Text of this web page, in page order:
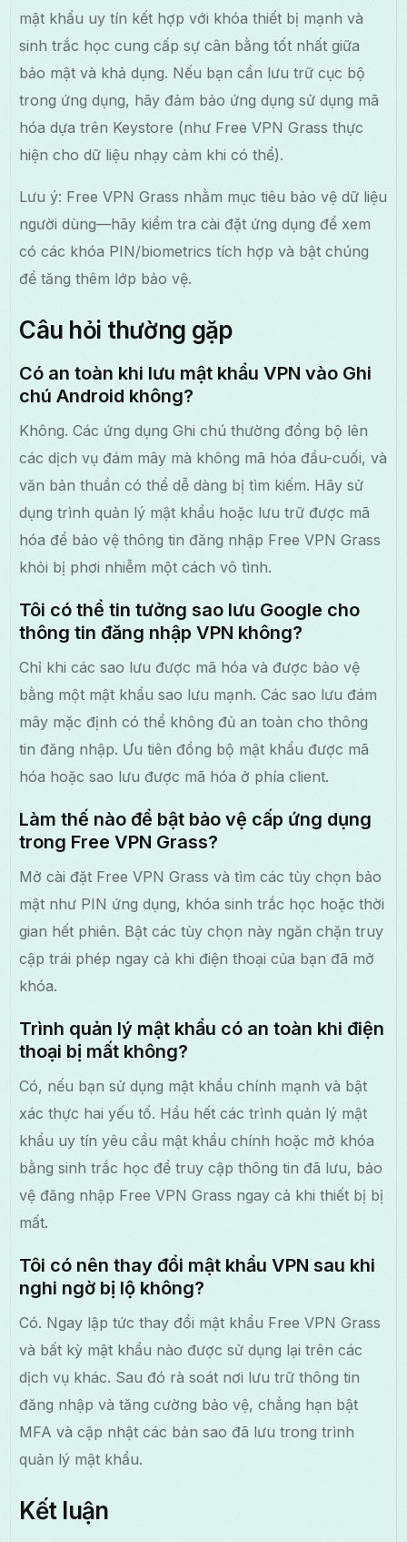
mật khẩu uy tín kết hợp với khóa thiết bị mạnh và
sinh trắc học cung cấp sự cân bằng tốt nhất giữa
bảo mật và khả dụng. Nếu bạn cần lưu trữ cục bộ
trong ứng dụng, hãy đảm bảo ứng dụng sử dụng mã
hóa dựa trên Keystore (như Free VPN Grass thực
hiện cho dữ liệu nhạy cảm khi có thể).
Lưu ý: Free VPN Grass nhằm mục tiêu bảo vệ dữ liệu
người dùng—hãy kiểm tra cài đặt ứng dụng để xem
có các khóa PIN/biometrics tích hợp và bật chúng
để tăng thêm lớp bảo vệ.
Câu hỏi thường gặp
Có an toàn khi lưu mật khẩu VPN vào Ghi
chú Android không?
Không. Các ứng dụng Ghi chú thường đồng bộ lên
các dịch vụ đám mây mà không mã hóa đầu-cuối, và
văn bản thuần có thể dễ dàng bị tìm kiếm. Hãy sử
dụng trình quản lý mật khẩu hoặc lưu trữ được mã
hóa để bảo vệ thông tin đăng nhập Free VPN Grass
khỏi bị phơi nhiễm một cách vô tình.
Tôi có thể tin tưởng sao lưu Google cho
thông tin đăng nhập VPN không?
Chỉ khi các sao lưu được mã hóa và được bảo vệ
bằng một mật khẩu sao lưu mạnh. Các sao lưu đám
mây mặc định có thể không đủ an toàn cho thông
tin đăng nhập. Ưu tiên đồng bộ mật khẩu được mã
hóa hoặc sao lưu được mã hóa ở phía client.
Làm thế nào để bật bảo vệ cấp ứng dụng
trong Free VPN Grass?
Mở cài đặt Free VPN Grass và tìm các tùy chọn bảo
mật như PIN ứng dụng, khóa sinh trắc học hoặc thời
gian hết phiên. Bật các tùy chọn này ngăn chặn truy
cập trái phép ngay cả khi điện thoại của bạn đã mở
khóa.
Trình quản lý mật khẩu có an toàn khi điện
thoại bị mất không?
Có, nếu bạn sử dụng mật khẩu chính mạnh và bật
xác thực hai yếu tố. Hầu hết các trình quản lý mật
khẩu uy tín yêu cầu mật khẩu chính hoặc mở khóa
bằng sinh trắc học để truy cập thông tin đã lưu, bảo
vệ đăng nhập Free VPN Grass ngay cả khi thiết bị bị
mất.
Tôi có nên thay đổi mật khẩu VPN sau khi
nghi ngờ bị lộ không?
Có. Ngay lập tức thay đổi mật khẩu Free VPN Grass
và bất kỳ mật khẩu nào được sử dụng lại trên các
dịch vụ khác. Sau đó rà soát nơi lưu trữ thông tin
đăng nhập và tăng cường bảo vệ, chẳng hạn bật
MFA và cập nhật các bản sao đã lưu trong trình
quản lý mật khẩu.
Kết luận